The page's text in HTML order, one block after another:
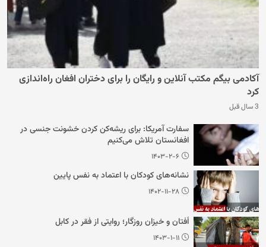
آکادمی بیگم مکتب آنلاین و رایگان را برای دختران افغان راه‌اندازی
کرد
3 سال قبل
سفارت آمریکا: برای ریشه‌کن کردن خشونت جنسی در
افغانستان تلاش می‌کنیم
۱۴۰۳-۲-۶
نشانه‌های کودکان با اعتماد به نفس پایین
۱۴۰۲-۱۱-۲۸
اُفتان و خیزان روزگار؛ روایتی از فقر در کابل
۱۴۰۳-۱-۱۱